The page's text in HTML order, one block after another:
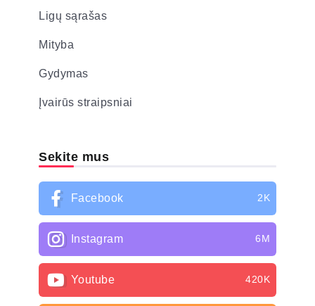
Ligų sąrašas
Mityba
Gydymas
Įvairūs straipsniai
Sekite mus
Facebook 2K
Instagram 6M
Youtube 420K